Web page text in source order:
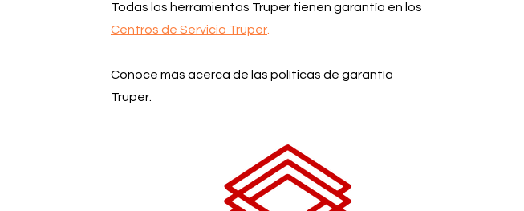
Todas las herramientas Truper tienen garantía en los
Centros de Servicio Truper
Conoce más acerca de las políticas de garantía
Truper.